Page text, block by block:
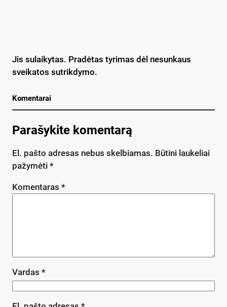
Jis sulaikytas. Pradėtas tyrimas dėl nesunkaus
sveikatos sutrikdymo.
Komentarai
Parašykite komentarą
El. pašto adresas nebus skelbiamas. Būtini laukeliai
pažymėti *
Komentaras *
Vardas *